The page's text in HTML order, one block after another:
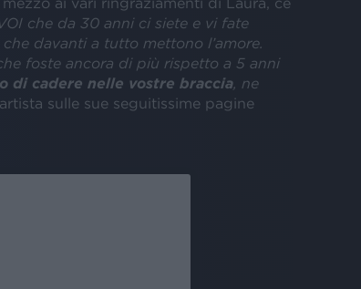
che da 30 anni ci siete e vi fate
davanti a tutto mettono l’amore.
foste ancora di più rispetto a 5 anni
di cadere nelle vostre braccia, ne
sulle sue seguitissime pagine